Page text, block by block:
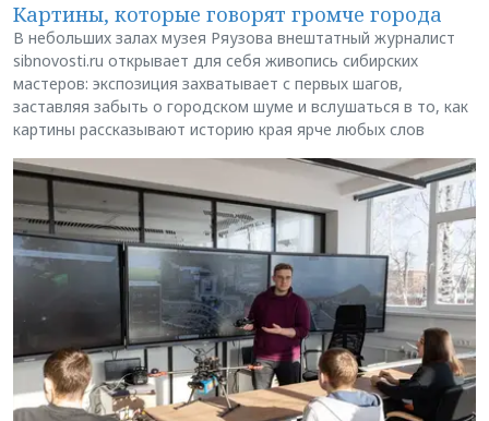
Картины, которые говорят громче города
В небольших залах музея Ряузова внештатный журналист
sibnovosti.ru открывает для себя живопись сибирских
мастеров: экспозиция захватывает с первых шагов,
заставляя забыть о городском шуме и вслушаться в то, как
картины рассказывают историю края ярче любых слов